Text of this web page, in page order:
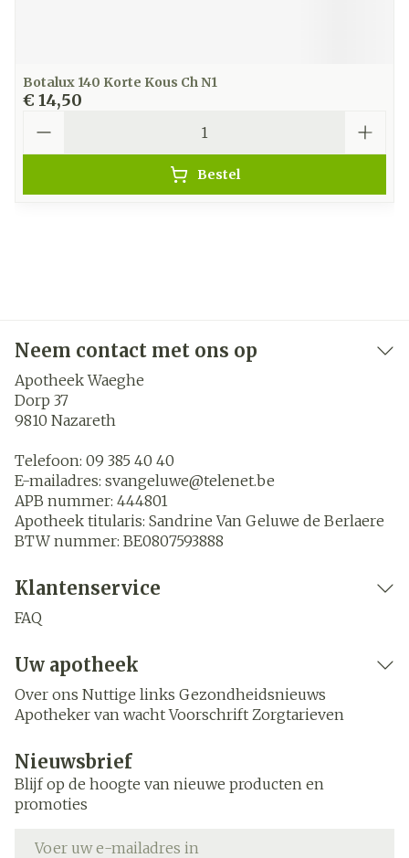
Botalux 140 Korte Kous Ch N1
€ 14,50
Bestel
Neem contact met ons op
Apotheek Waeghe
Dorp 37
9810 Nazareth
Telefoon: 09 385 40 40
E-mailadres: svangeluwe@telenet.be
APB nummer: 444801
Apotheek titularis: Sandrine Van Geluwe de Berlaere
BTW nummer: BE0807593888
Klantenservice
FAQ
Uw apotheek
Over ons Nuttige links Gezondheidsnieuws
Apotheker van wacht Voorschrift Zorgtarieven
Nieuwsbrief
Blijf op de hoogte van nieuwe producten en
promoties